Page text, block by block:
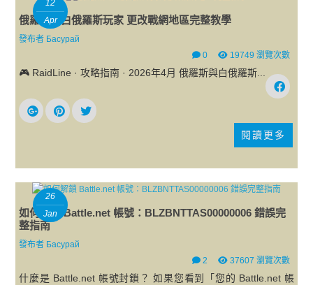
12
Apr
俄羅斯與白俄羅斯玩家 更改戰網地區完整教學
發布者 Басурай
0
19749 瀏覽次數
🎮 RaidLine · 攻略指南 · 2026年4月 俄羅斯與白俄羅斯...
閱讀更多
26
Jan
如何解鎖 Battle.net 帳號：BLZBNTTAS00000006 錯誤完
整指南
發布者 Басурай
2
37607 瀏覽次數
什麼是 Battle.net 帳號封鎖？ 如果您看到「您的 Battle.net 帳